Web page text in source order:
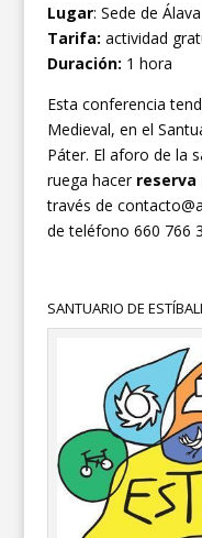
Lugar: Sede de
Tarifa: actividad
Duración: 1 hora
Esta conferencia
Medieval, en el
Páter. El aforo de la
ruega hacer reserva
través de
de teléfono 660 766
SANTUARIO DE